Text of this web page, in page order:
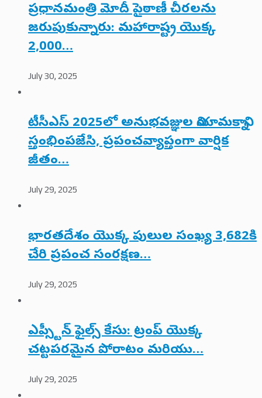
ప్రధానమంత్రి మోదీ పైఠాణీ చీరలను
జరుపుకున్నారు: మహారాష్ట్ర యొక్క
2,000…
July 30, 2025
టీసీఎస్ 2025లో అనుభవజ్ఞుల నియామకాన్ని
స్తంభింపజేసి, ప్రపంచవ్యాప్తంగా వార్షిక
జీతం…
July 29, 2025
భారతదేశం యొక్క పులుల సంఖ్య 3,682కి
చేరి ప్రపంచ సంరక్షణ…
July 29, 2025
ఎప్స్టీన్ ఫైల్స్ కేసు: ట్రంప్ యొక్క
చట్టపరమైన పోరాటం మరియు…
July 29, 2025